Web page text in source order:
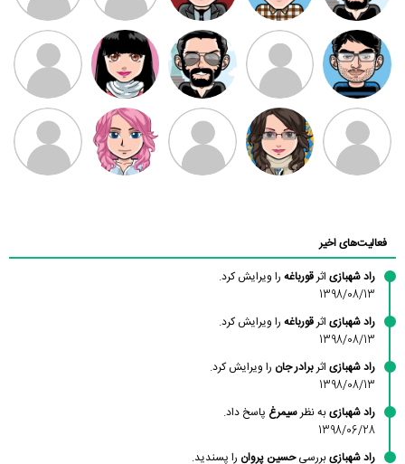
مهدی فرهمند مهدی سلطانی داود رضیی
طرفدار میلی
بابی براون
کیوان کیانی
سامان راحمی امیردلتا امیروو ملیکا منتظری عارفه داستانپور
فعالیت‌های اخیر
راد شهبازی اثرقورباغه را ویرایش کرد.
1398/08/13
راد شهبازی اثرقورباغه را ویرایش کرد.
1398/08/13
راد شهبازی اثربرادر جان را ویرایش کرد.
1398/08/13
راد شهبازیبه نظرسیمرغ پاسخ داد.
1398/06/28
راد شهبازیبررسیحسین پروان را پسندید.